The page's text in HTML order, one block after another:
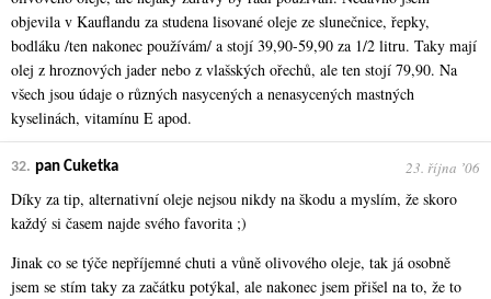
objevila v Kauflandu za studena lisované oleje ze slunečnice, řepky,
bodláku /ten nakonec používám/ a stojí 39,90-59,90 za 1/2 litru. Taky mají
olej z hroznových jader nebo z vlašských ořechů, ale ten stojí 79,90. Na
všech jsou údaje o různých nasycených a nenasycených mastných
kyselinách, vitamínu E apod.
32. pan Cuketka 23. října ʼ06
Díky za tip, alternativní oleje nejsou nikdy na škodu a myslím, že skoro
každý si časem najde svého favorita ;)
Jinak co se týče nepříjemné chuti a vůně olivového oleje, tak já osobně
jsem se stím taky za začátku potýkal, ale nakonec jsem přišel na to, že to